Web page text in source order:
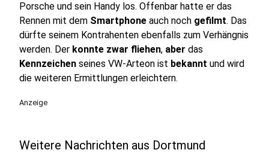
Porsche und sein Handy los. Offenbar hatte er das
Rennen mit dem Smartphone auch noch gefilmt. Das
dürfte seinem Kontrahenten ebenfalls zum Verhängnis
werden. Der konnte zwar fliehen, aber das
Kennzeichen seines VW-Arteon ist bekannt und wird
die weiteren Ermittlungen erleichtern.
Anzeige
Weitere Nachrichten aus Dortmund